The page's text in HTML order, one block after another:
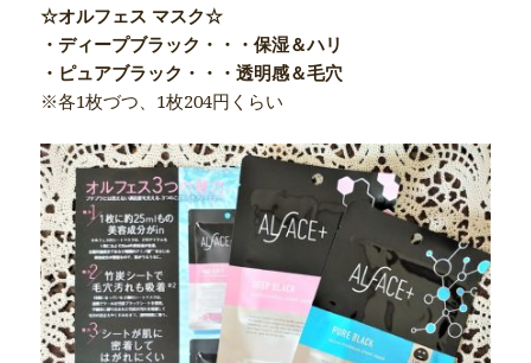
☆オルフェス マスク☆
・ディープブラック・・・保湿＆ハリ
・ピュアブラック・・・透明感＆毛穴
※各1枚づつ、1枚204円くらい